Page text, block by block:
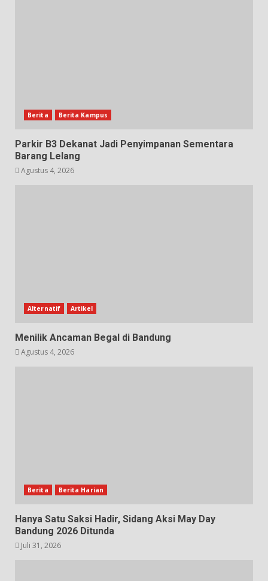
Berita Berita Kampus
Parkir B3 Dekanat Jadi Penyimpanan Sementara
Barang Lelang
Agustus 4, 2026
Alternatif Artikel
Menilik Ancaman Begal di Bandung
Agustus 4, 2026
Berita Berita Harian
Hanya Satu Saksi Hadir, Sidang Aksi May Day
Bandung 2026 Ditunda
Juli 31, 2026